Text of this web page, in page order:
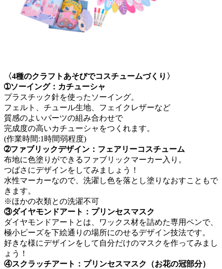
〈4種のクラフトあそびでコスチュームづくり〉
➀ソーイング：カチューシャ
プラスチック針を使ったソーイング。
フェルト、チュール生地、フェイクレザーなど
質感のよいパーツの組み合わせで
完成度の高いカチューシャをつくれます。
(作業時間:1時間弱程度)
➁ファブリックデザイン：フェアリーコスチューム
布地に色塗りができるファブリックマーカー入り。
つばさにデザインをしてみましょう！
水性マーカーなので、洗濯し色を落とし塗りなおすこともで
きます。
※ほかの衣類との洗濯不可
③ダイヤモンドアート：プリンセスマスク
ダイヤモンドアートとは、ワックス材を詰めた専用ペンで、
極小ビーズを下絵通りの場所にのせるデザイン技法です。
好きな様にデザインをして自分だけのマスクを作ってみまし
ょう！
④スクラッチアート：プリンセスマスク（お花の冠部分）